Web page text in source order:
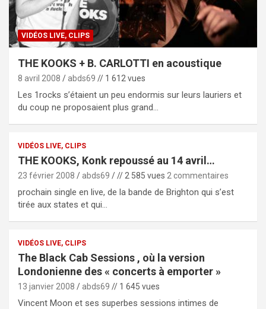
VIDÉOS LIVE, CLIPS
THE KOOKS + B. CARLOTTI en acoustique
8 avril 2008 abds69 // 1 612 vues
Les 1rocks s’étaient un peu endormis sur leurs lauriers et
du coup ne proposaient plus grand…
VIDÉOS LIVE, CLIPS
THE KOOKS, Konk repoussé au 14 avril…
23 février 2008 abds69 // 2 585 vues 2 commentaires
prochain single en live, de la bande de Brighton qui s’est
tirée aux states et qui…
VIDÉOS LIVE, CLIPS
The Black Cab Sessions , où la version
Londonienne des « concerts à emporter »
13 janvier 2008 abds69 // 1 645 vues
Vincent Moon et ses superbes sessions intimes de